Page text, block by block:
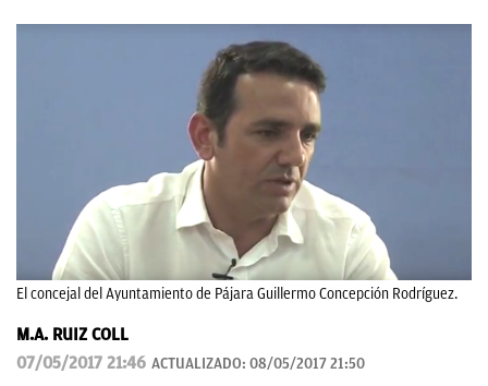
El concejal del Ayuntamiento de Pájara Guillermo Concepción Rodríguez.
M.A. RUIZ COLL
07/05/2017 21:46 ACTUALIZADO: 08/05/2017 21:50